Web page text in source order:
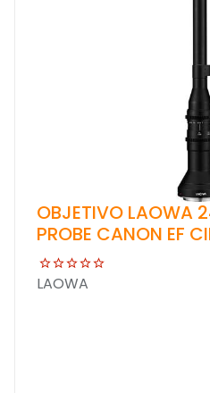
OBJETIVO LAOWA
PROBE CANON EF
LAOWA